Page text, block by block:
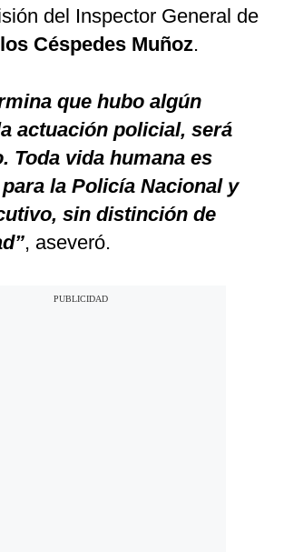
del Inspector General de
Céspedes Muñoz.
que hubo algún
actuación policial, será
Toda vida humana es
la Policía Nacional y
sin distinción de
, aseveró.